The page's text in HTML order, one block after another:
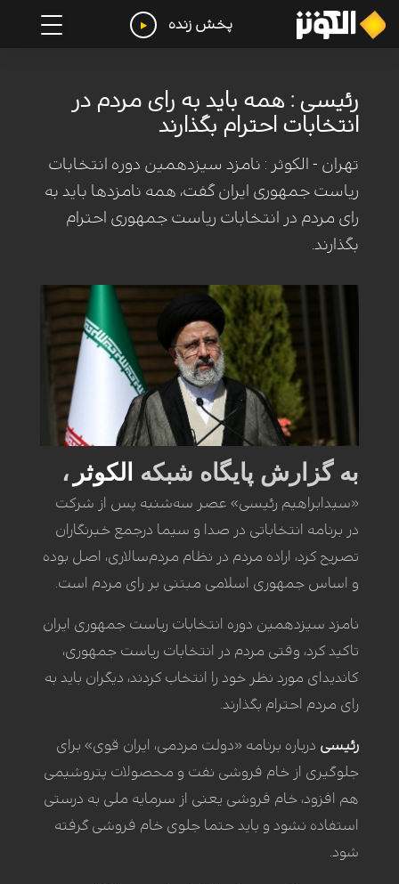
پخش زنده
رئیسی : همه باید به رای مردم در
انتخابات احترام بگذارند
تهران - الکوثر : نامزد سیزدهمین دوره انتخابات
ریاست جمهوری ایران گفت، همه نامزدها باید به
رای مردم در انتخابات ریاست جمهوری احترام
بگذارند.
به گزارش پایگاه شبکه الکوثر ،
«سیدابراهیم رئیسی» عصر سه‌شنبه پس از شرکت
در برنامه انتخاباتی در صدا و سیما درجمع خبرنگاران
تصریح کرد، اراده مردم در نظام مردم‌سالاری، اصل بوده
و اساس جمهوری اسلامی مبتنی بر رای مردم است.
نامزد سیزدهمین دوره انتخابات ریاست جمهوری ایران
تاکید کرد، وقتی مردم در انتخابات ریاست جمهوری،
کاندیدای مورد نظر خود را انتخاب کردند، دیگران باید به
رای مردم احترام بگذارند.
رئیسی درباره برنامه «دولت مردمی، ایران قوی» برای
جلوگیری از خام فروشی نفت و محصولات پتروشیمی
هم افزود، خام فروشی یعنی از سرمایه ملی به درستی
استفاده نشود و باید حتما جلوی خام فروشی گرفته
شود.